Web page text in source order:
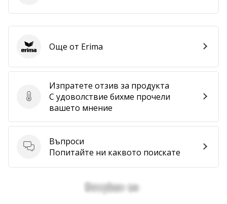
Изпратете отзив за продукта
Изпратете отзив за продукта
С удоволствие бихме прочели
вашето мнение
Въпроси
Въпроси
Попитайте ни каквото поискате
ErimaОще от Erima